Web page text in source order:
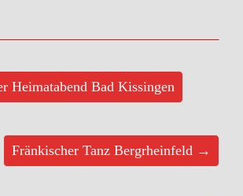
Heimatabend Bad Kissingen
Fränkischer Tanz Bergrheinfeld →